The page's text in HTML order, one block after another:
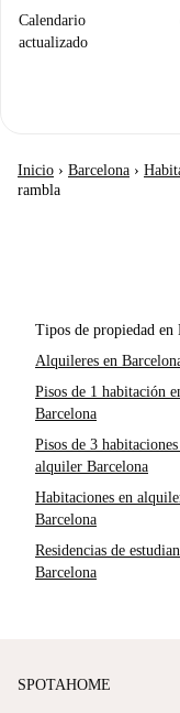
Calendario
actualizado
Inicio › Barcelona ›
rambla
Tipos de propiedad en
Alquileres en
Pisos de 1 habitación
Barcelona
Pisos de 3 habitaciones
alquiler Barcelona
Habitaciones en
Barcelona
Residencias de
Barcelona
SPOTAHOME